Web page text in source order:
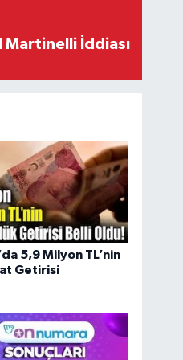
İddiası
5,9 Milyon TL’nin
Getirisi